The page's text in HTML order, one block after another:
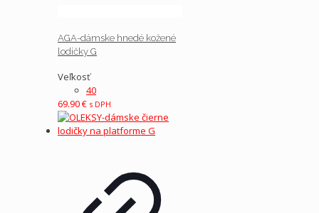
AGA-dámske hnedé kožené
lodičky G
Veľkosť
40
69.90€ s DPH